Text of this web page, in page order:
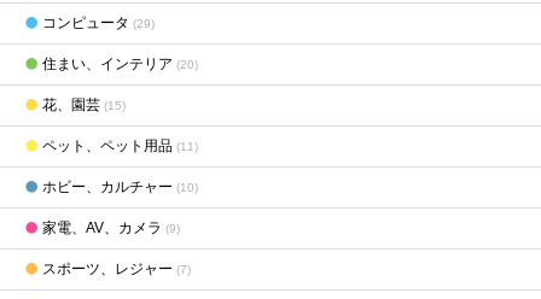
コンピュータ (29)
住まい、インテリア (20)
花、園芸 (15)
ペット、ペット用品 (11)
ホビー、カルチャー (10)
家電、AV、カメラ (9)
スポーツ、レジャー (7)